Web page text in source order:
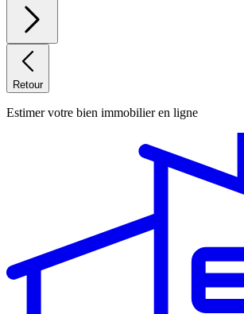
Retour
Estimer votre bien immobilier en ligne